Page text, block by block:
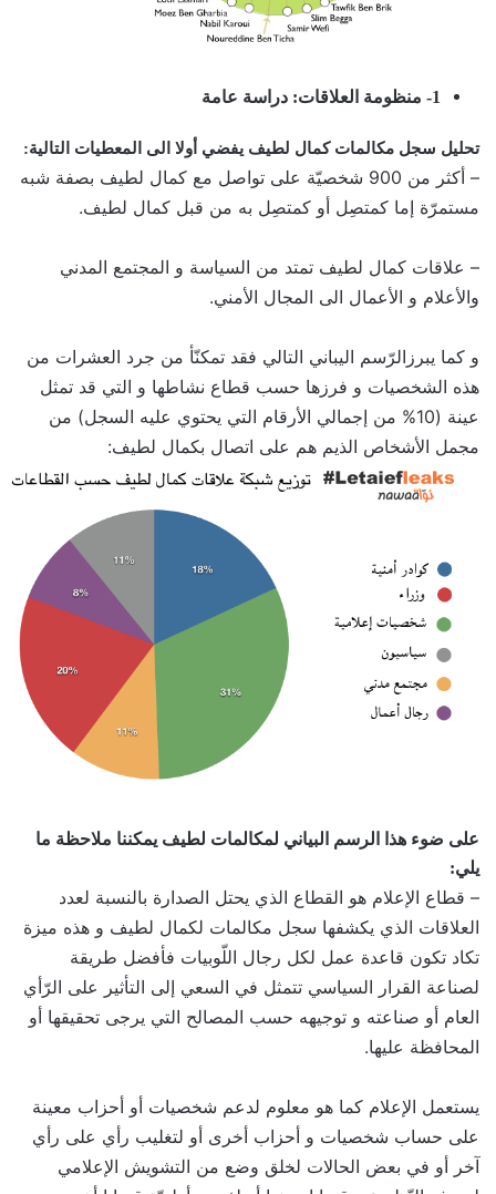
1- منظومة العلاقات: دراسة عامة
تحليل سجل مكالمات كمال لطيف يفضي أولا الى المعطيات التالية:
– أكثر من 900 شخصيّة على تواصل مع كمال لطيف بصفة شبه
مستمرّة إما كمتصِل أو كمتصِل به من قبل كمال لطيف.
– علاقات كمال لطيف تمتد من السياسة و المجتمع المدني
والأعلام و الأعمال الى المجال الأمني.
و كما يبرزالرّسم اليباني التالي فقد تمكنّأ من جرد العشرات من
هذه الشخصيات و فرزها حسب قطاع نشاطها و التي قد تمثل
عينة (10% من إجمالي الأرقام التي يحتوي عليه السجل) من
مجمل الأشخاص الذيم هم على اتصال بكمال لطيف:
على ضوء هذا الرسم البياني لمكالمات لطيف يمكننا ملاحظة ما
يلي:
– قطاع الإعلام هو القطاع الذي يحتل الصدارة بالنسبة لعدد
العلاقات الذي يكشفها سجل مكالمات لكمال لطيف و هذه ميزة
تكاد تكون قاعدة عمل لكل رجال اللّوبيات فأفضل طريقة
لصناعة القرار السياسي تتمثل في السعي إلى التأثير على الرّأي
العام أو صناعته و توجيهه حسب المصالح التي يرجى تحقيقها أو
المحافظة عليها.
يستعمل الإعلام كما هو معلوم لدعم شخصيات أو أحزاب معينة
على حساب شخصيات و أحزاب أخرى أو لتغليب رأي على رأي
آخر أو في بعض الحالات لخلق وضع من التشويش الإعلامي